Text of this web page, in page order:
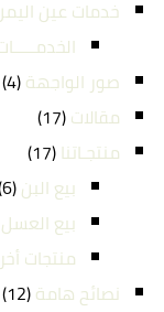
خدمات عين
صور الواجهة(4)
مقالات(17)
منتجـاتنا (17)
بيع البن(6)
بيع العسل
منتجات
نصائح هامة(12)